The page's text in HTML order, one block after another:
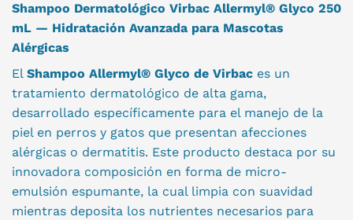
Shampoo Dermatológico Virbac Allermyl® Glyco 250
mL — Hidratación Avanzada para Mascotas
Alérgicas
El Shampoo Allermyl® Glyco de Virbac es un
tratamiento dermatológico de alta gama,
desarrollado específicamente para el manejo de la
piel en perros y gatos que presentan afecciones
alérgicas o dermatitis. Este producto destaca por su
innovadora composición en forma de micro-
emulsión espumante, la cual limpia con suavidad
mientras deposita los nutrientes necesarios para